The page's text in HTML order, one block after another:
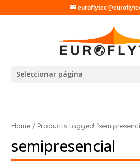
Seleccionar página
Home / Products tagged
semipresencial